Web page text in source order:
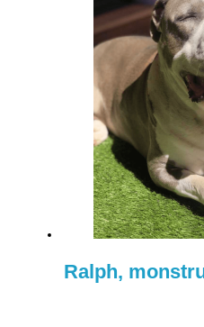
Ralph,